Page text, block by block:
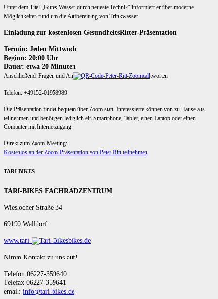
Unter dem Titel „Gutes Wasser durch neueste Technik“ informiert er über moderne
Möglichkeiten rund um die Aufbereitung von Trinkwasser.
Einladung zur kostenlosen GesundheitsRitter-Präsentation
Termin: Jeden Mittwoch
Beginn: 20:00 Uhr
Dauer: etwa 20 Minuten
Anschließend: Fragen und An tworten
Telefon: +49152-01958989
Die Präsentation findet bequem über Zoom statt. Interessierte können von zu Hause aus
teilnehmen und benötigen lediglich ein Smartphone, Tablet, einen Laptop oder einen
Computer mit Internetzugang.
Direkt zum Zoom-Meeting:
Kostenlos an der Zoom-Präsentation von Peter Ritt teilnehmen
TARI-BIKES
TARI-BIKES FACHRADZENTRUM
Wieslocher Straße 34
69190 Walldorf
www.tari- bikes.de
Nimm Kontakt zu uns auf!
Telefon 06227-359640
Telefax 06227-359641
email: info@tari-bikes.de